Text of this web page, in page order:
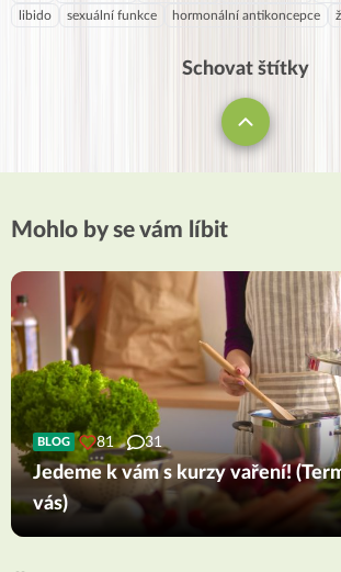
libido
sexuální funkce hormonální antikoncepce
Schovat štítky
Mohlo by se vám líbit
BLOG 81 31
Jedeme k vám s kurzy vaření!
vás)